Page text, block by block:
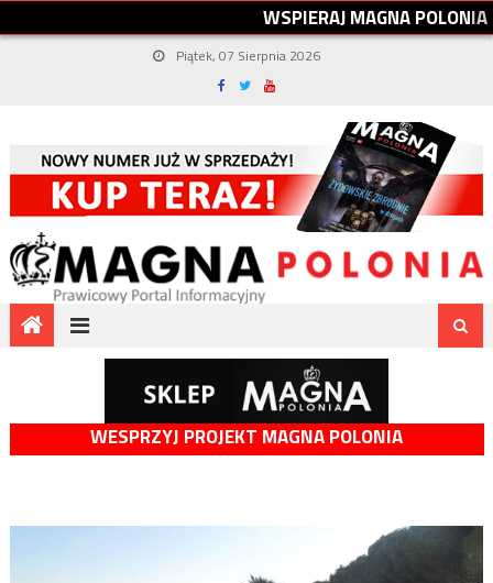
WSPIERAJMAGNAPOLONIA
Piątek, 07 Sierpnia 2026
WESPRZYJ PROJEKT MAGNA POLONIA